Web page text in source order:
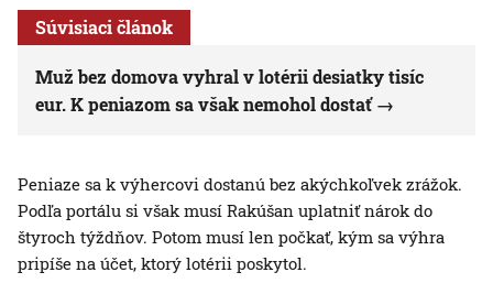
Súvisiaci článok
Muž bez domova vyhral v lotérii desiatky tisíc
eur. K peniazom sa však nemohol dostať
Peniaze sa k výhercovi dostanú bez akýchkoľvek zrážok.
Podľa portálu si však musí Rakúšan uplatniť nárok do
štyroch týždňov. Potom musí len počkať, kým sa výhra
pripíše na účet, ktorý lotérii poskytol.